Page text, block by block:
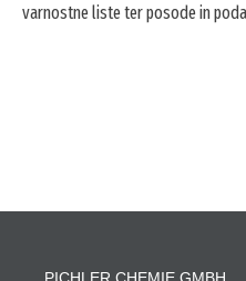
varnostne liste ter posode in